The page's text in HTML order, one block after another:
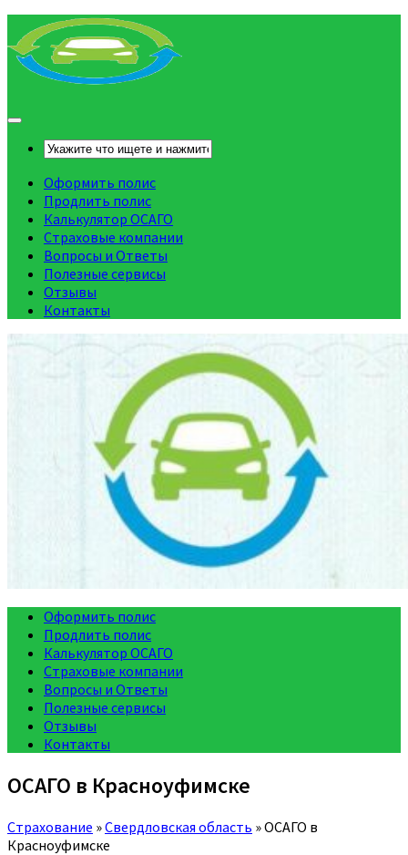
Оформить полис
Продлить полис
Калькулятор ОСАГО
Страховые компании
Вопросы и Ответы
Полезные сервисы
Отзывы
Контакты
Оформить полис
Продлить полис
Калькулятор ОСАГО
Страховые компании
Вопросы и Ответы
Полезные сервисы
Отзывы
Контакты
ОСАГО в Красноуфимске
Страхование »Свердловская область »ОСАГО в
Красноуфимске